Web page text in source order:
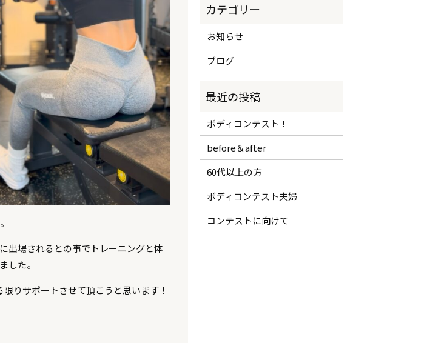
出場されるとの事でトレーニングと体
した。
りサポートさせて頂こうと思います！
お知らせ
ブログ
ボディコンテスト！
before＆after
60代以上の方
ボディコンテスト夫婦
コンテストに向けて